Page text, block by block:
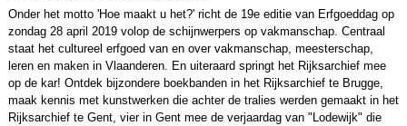
Onder het motto 'Hoe maakt u het?' richt de 19e editie van Erfgoeddag op
zondag 28 april 2019 volop de schijnwerpers op vakmanschap. Centraal
staat het cultureel erfgoed van en over vakmanschap, meesterschap,
leren en maken in Vlaanderen. En uiteraard springt het Rijksarchief mee
op de kar! Ontdek bijzondere boekbanden in het Rijksarchief te Brugge,
maak kennis met kunstwerken die achter de tralies werden gemaakt in het
Rijksarchief te Gent, vier in Gent mee de verjaardag van "Lodewijk" die